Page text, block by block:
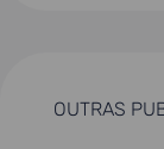
OUTRAS